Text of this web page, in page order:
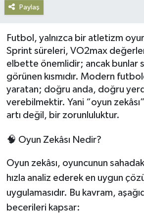
Paylaş
Futbol, yalnızca bir atletizm
Sprint süreleri, VO2max
elbette önemlidir; ancak bunlar
görünen kısmıdır. Modern
yaratan; doğru anda, doğru
verebilmektir. Yani “oyun
artı değil, bir zorunluluktur.
🧠 Oyun Zekâsı Nedir?
Oyun zekâsı, oyuncunun
hızla analiz ederek en uygun
uygulamasıdır. Bu kavram,
becerileri kapsar:
Politika
Sağlık
Siyaset
Spor
Yerel